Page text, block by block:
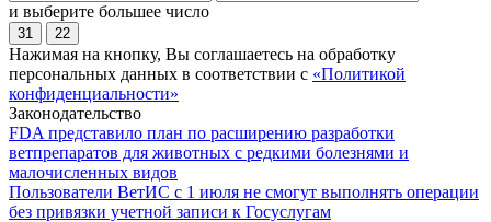
и выберите большее число
31 22
Нажимая на кнопку, Вы соглашаетесь на обработку
персональных данных в соответствии с «Политикой
конфиденциальности»
Законодательство
FDA представило план по расширению разработки
ветпрепаратов для животных с редкими болезнями и
малочисленных видов
Пользователи ВетИС с 1 июля не смогут выполнять операции
без привязки учетной записи к Госуслугам